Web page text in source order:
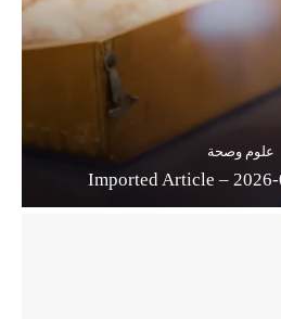
علوم وصحة
Imported Article –